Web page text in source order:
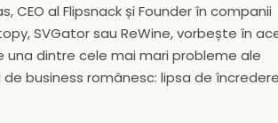
CEO al Flipsnack și Founder în companii
SVGator sau ReWine, vorbește în
una dintre cele mai mari probleme ale
business românesc: lipsa de